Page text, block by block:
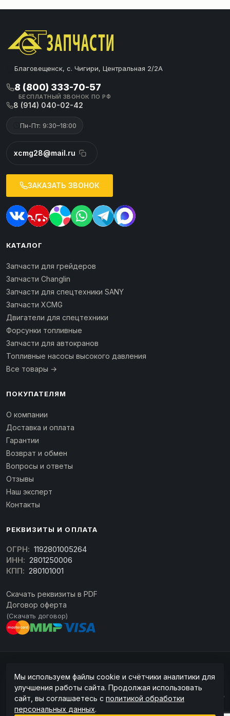
Благовещенск, с. Чигири, Центральная 2/2А
8 (800) 333-70-57
БЕСПЛАТНЫЙ ЗВОНОК ПО РФ
8 (914) 040-02-42
Пн-Пт: 9:30–18:00
xcmg28@mail.ru
ЗАКАЗАТЬ ЗВОНОК
КАТАЛОГ
Запчасти для грейдеров
Запчасти Changlin
Запчасти для спецтехники SANY
Запчасти XCMG
Двигатели для спецтехники
Форсунки топливные
Запчасти для автокранов
Топливные насосы высокого давления
Все товары →
ПОКУПАТЕЛЯМ
О компании
Доставка и оплата
Гарантии
Возврат и обмен
Вопросы и ответы
Отзывы
Наш эксперт
Контакты
РЕКВИЗИТЫ И ОПЛАТА
ОГРН: 1192801005264
ИНН: 2801250006
КПП: 280101001
Скачать реквизиты в PDF
Договор оферта
(Скачать договор)
ссылка на источник обязательна.
Информация на сайте не является публичной офертой (ст. 437 ГК РФ). Точную
Мы используем файлы cookie и счётчики аналитики для
улучшения работы сайта. Продолжая использовать
сайт, вы соглашаетесь с политикой обработки
персональных данных.